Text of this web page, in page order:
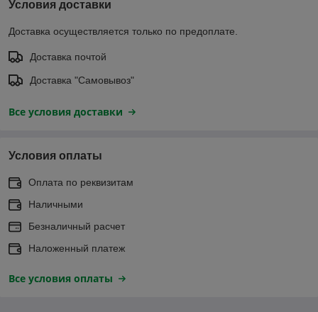
Условия доставки
Доставка осуществляется только по предоплате.
Доставка почтой
Доставка "Самовывоз"
Все условия доставки
Условия оплаты
Оплата по реквизитам
Наличными
Безналичный расчет
Наложенный платеж
Все условия оплаты